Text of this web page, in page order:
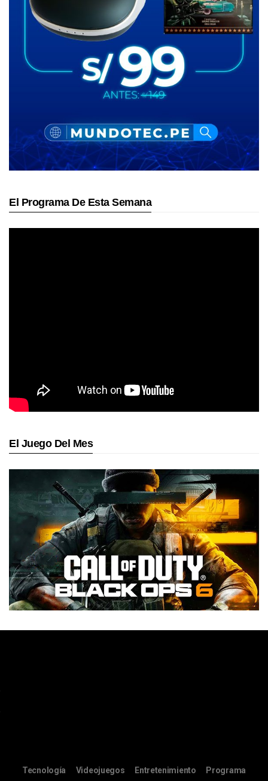
El Programa De Esta Semana
El Juego Del Mes
Tecnología Videojuegos Entretenimiento Programa